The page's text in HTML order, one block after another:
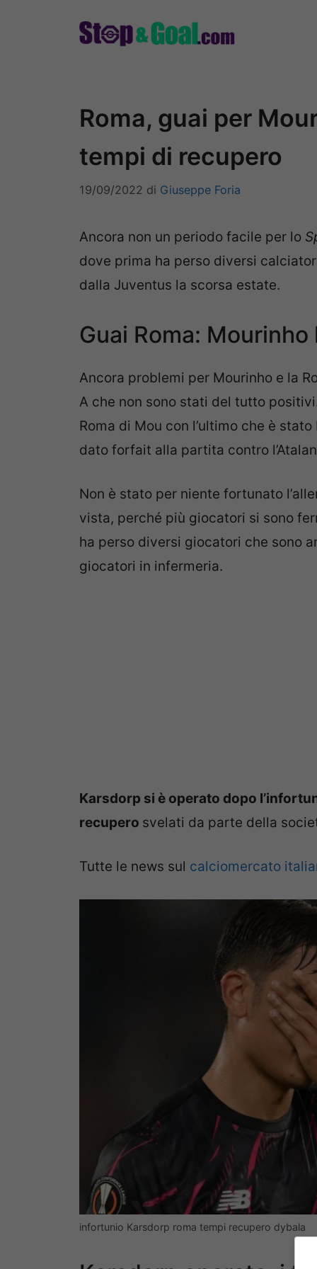
Roma, guai per
tempi di recupero
19/09/2022 di Giuseppe Foria
Ancora non un periodo facile per lo
dove prima ha perso diversi
dalla Juventus la scorsa estate.
Guai Roma:
Ancora problemi per Mourinho e la
A che non sono stati del tutto
Roma di Mou con l’ultimo che è
dato forfait alla partita contro
Non è stato per niente fortunato
vista, perché più giocatori si sono
ha perso diversi giocatori che sono
giocatori in infermeria.
Karsdorp si è operato dopo
recupero svelati da parte della
Tutte le news sul calciomercato
infortunio Karsdorp roma tempi recupero dybala